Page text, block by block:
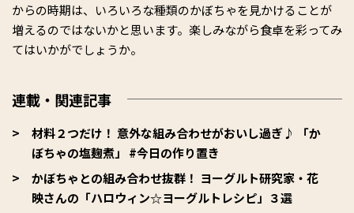
からの時期は、いろいろな種類のかぼちゃを見かけることが
増えるのではないかと思います。楽しみながら食卓を彩ってみ
てはいかがでしょうか。
連載・関連記事
材料２つだけ！ 意外な組み合わせがおいし過ぎ♪ 「か
ぼちゃの塩麹煮」 #今日の作り置き
かぼちゃとの組み合わせ抜群！ ヨーグルト研究家・花
映さんの「ハロウィン☆ヨーグルトレシピ」３選